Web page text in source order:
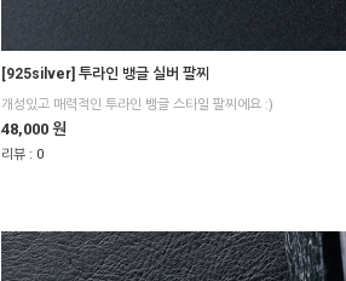
[925silver] 투라인 뱅글 실버 팔찌
개성있고 매력적인 투라인 뱅글 스타일 팔찌에요 :)
48,000 원
리뷰 : 0